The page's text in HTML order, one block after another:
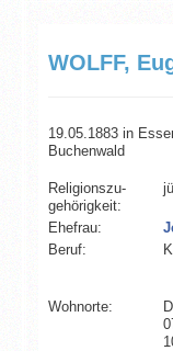
WOLFF,
19.05.1883 in
Buchenwald
Religionszu­
gehörigkeit:
Ehefrau:
Beruf:
Wohnorte: